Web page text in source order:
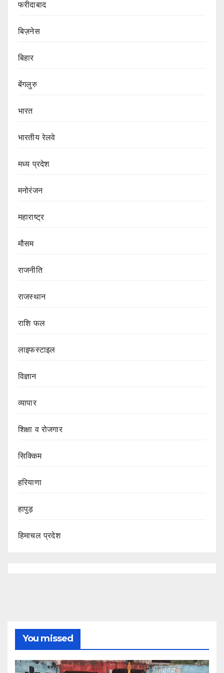
फरीदाबाद
बिज़नेस
बिहार
बेंगलुरु
भारत
भारतीय रेलवे
मध्य प्रदेश
मनोरंजन
महाराष्ट्र
मौसम
राजनीति
राजस्थान
राशि फल
लाइफस्टाइल
विज्ञान
व्यापार
शिक्षा व रोजगार
सिक्किम
हरियाणा
हापुड़
हिमाचल प्रदेश
You missed